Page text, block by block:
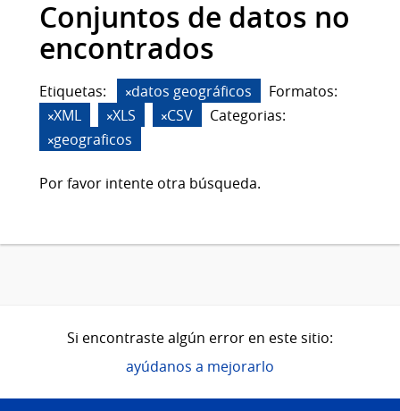
Conjuntos de datos no
encontrados
Etiquetas: datos geográficos
Formatos:
XML
XLS CSV
Categorias:
geograficos
Por favor intente otra búsqueda.
Si encontraste algún error en este sitio:
ayúdanos a mejorarlo